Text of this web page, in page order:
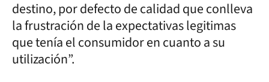
destino, por defecto de calidad que conlleva
la frustración de la expectativas legitimas
que tenía el consumidor en cuanto a su
utilización”.